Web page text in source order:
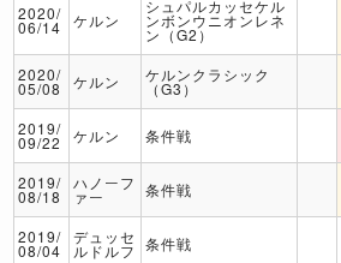
2020/
06/14 ケルン
シュパルカッセケル
ンボンウニオンレネ
ン（G2）
2020/
05/08 ケルン ケルンクラシック
（G3）
2019/
09/22 ケルン 条件戦
2019/
08/18
ハノーフ
ァー 条件戦
2019/
08/04
デュッセ
ルドルフ 条件戦